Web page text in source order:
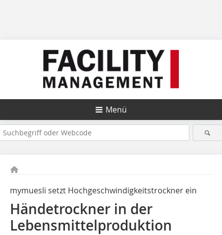
Menü
mymuesli setzt Hochgeschwindigkeitstrockner ein
Händetrockner in der
Lebensmittelproduktion